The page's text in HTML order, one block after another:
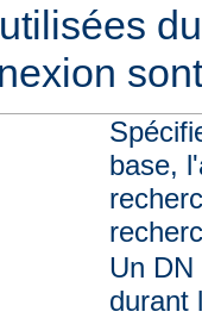
base,
Un
durant